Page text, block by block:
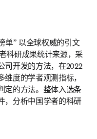
单” 以全球权威的引文
科研成果统计来源，采
司开发的方法，在2022
度的学者观测指标，
定的方法。整体入选条
，分析中国学者的科研